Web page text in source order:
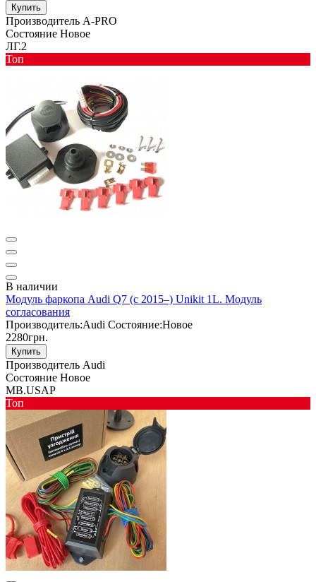
Купить
Производитель A-PRO
Состояние Новое
ЛГ.2
Toп
В наличии
Модуль фаркопа Audi Q7 (c 2015–) Unikit 1L. Модуль
согласования
Производитель:Audi Состояние:Новое
2280грн.
Купить
Производитель Audi
Состояние Новое
MB.USAP
Toп